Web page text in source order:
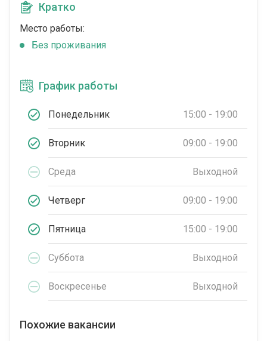
Кратко
Место работы:
Без проживания
График работы
Понедельник 15:00 - 19:00
Вторник 09:00 - 19:00
Среда Выходной
Четверг 09:00 - 19:00
Пятница 15:00 - 19:00
Суббота Выходной
Воскресенье Выходной
Похожие вакансии